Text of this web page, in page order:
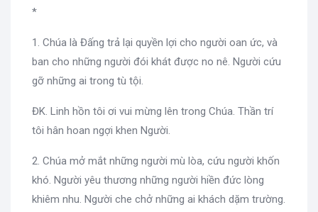
*
1. Chúa là Đấng trả lại quyền lợi cho người oan ức, và
ban cho những người đói khát được no nê. Người cứu
gỡ những ai trong tù tội.
ĐK. Linh hồn tôi ơi vui mừng lên trong Chúa. Thần trí
tôi hân hoan ngợi khen Người.
2. Chúa mở mắt những người mù lòa, cứu người khốn
khó. Người yêu thương những người hiền đức lòng
khiêm nhu. Người che chở những ai khách dặm trường.